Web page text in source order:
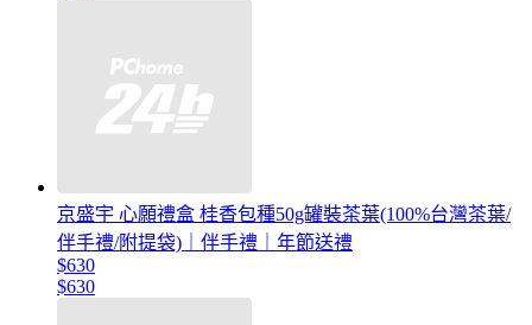
京盛宇 心願禮盒 桂香包種50g罐裝茶葉(100%台灣茶葉/
伴手禮/附提袋)｜伴手禮｜年節送禮
$630
$630